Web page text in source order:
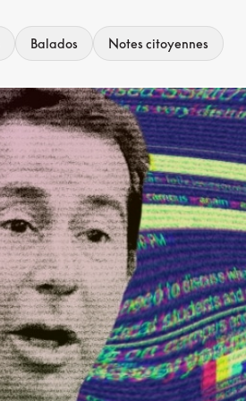
Balados Notes citoyennes